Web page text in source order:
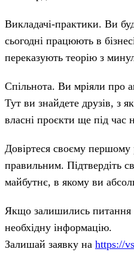
Викладачі-практики. Ви
сьогодні працюють в
переказують теорію з
Спільнота. Ви мріяли про
Тут ви знайдете друзів, з
власні проєкти ще під час
Довіртеся своєму
правильним. Підтвердіть
майбутнє, в якому ви
Якщо залишились питання
необхідну інформацію.
Залишай заявку на https://